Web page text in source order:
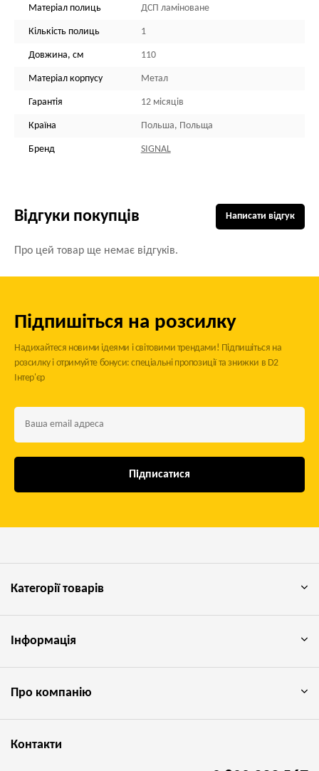
Матеріал полиць ДСП ламіноване
Кількість полиць 1
Довжина, см 110
Матеріал корпусу Метал
Гарантія 12 місяців
Країна Польша, Польща
Бренд SIGNAL
Відгуки покупців
Про цей товар ще немає відгуків.
Написати відгук
Підпишіться на розсилку
Надихайтеся новими ідеями і світовими трендами! Підпишіться на
розсилку і отримуйте бонуси: спеціальні пропозиції та знижки в D2
Інтер'єр
Підписатися
Категорії товарів
Інформація
Про компанію
Контакти